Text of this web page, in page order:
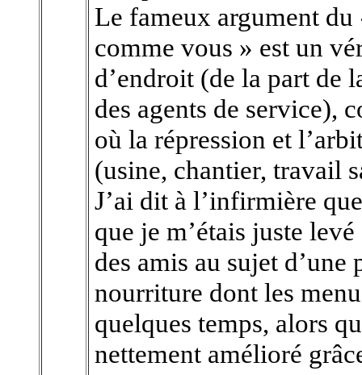
Le fameux argument
comme vous » est un
d’endroit (de la part de
des agents de service),
où la répression et
(usine, chantier, travail
J’ai dit à l’infirmière
que je m’étais juste
des amis au sujet
nourriture dont les
quelques temps, alors
nettement amélioré